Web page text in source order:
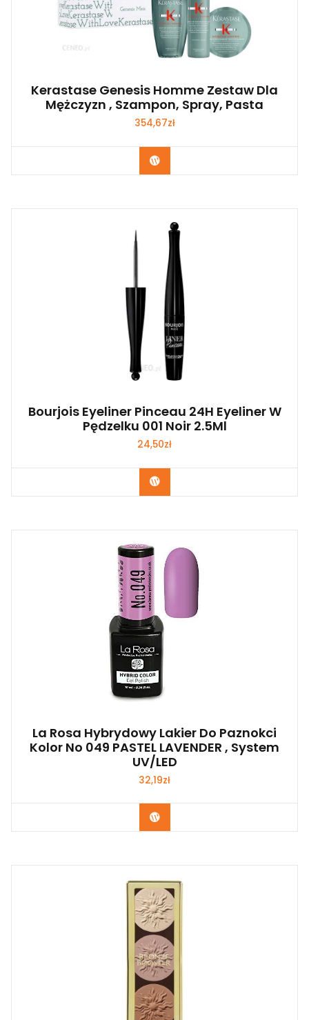
Kerastase Genesis Homme Zestaw Dla
Mężczyzn , Szampon, Spray, Pasta
354,67zł
Zobacz
Bourjois Eyeliner Pinceau 24H Eyeliner W
Pędzelku 001 Noir 2.5Ml
24,50zł
Zobacz
La Rosa Hybrydowy Lakier Do Paznokci
Kolor No 049 PASTEL LAVENDER , System
UV/LED
32,19zł
Zobacz